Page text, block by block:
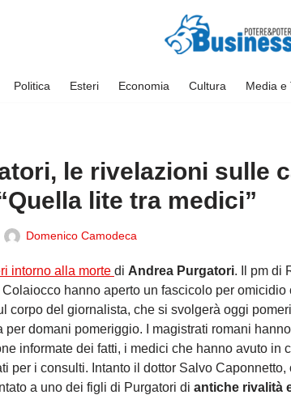
Politica Esteri Economia Cultura Media e
le rivelazioni sulle
lite tra medici”
Domenico Camodeca
intorno alla morte di Andrea Purgatori. Il pm di
hanno aperto un fascicolo per omicidio
corpo del giornalista, che si svolgerà oggi
per domani pomeriggio. I magistrati romani
informate dei fatti, i medici che hanno avuto in
per i consulti. Intanto il dottor Salvo Caponnetto,
a uno dei figli di Purgatori di antiche rivalità